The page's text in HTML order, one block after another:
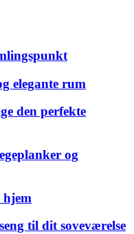
elegante rum
den perfekte
og
til dit soveværelse